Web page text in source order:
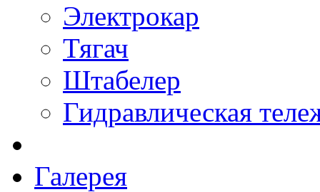
Электрокар
Тягач
Штабелер
Гидравлическая
Галерея